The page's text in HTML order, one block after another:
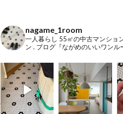
nagame_1room
一人暮らし 55㎡の中古マンショ
ン . ブログ『ながめのいいワンル